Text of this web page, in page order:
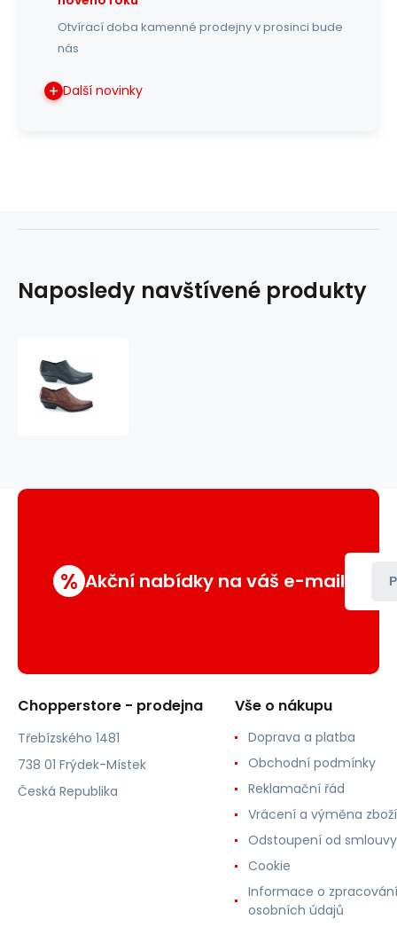
Otvírací doba kamenné prodejny v prosinci bude
nás
Další novinky
Naposledy navštívené produkty
% Akční nabídky na váš e-mail
Chopperstore - prodejna
Třebízského 1481
738 01 Frýdek-Místek
Česká Republika
Vše o nákupu
Doprava a platba
Obchodní podmínky
Reklamační řád
Vrácení a výměna zboží
Odstoupení od smlouvy
Cookie
Informace o zpracování
osobních údajů